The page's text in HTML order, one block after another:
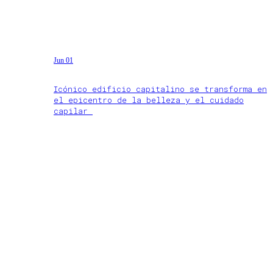
Jun 01
Icónico edificio capitalino se transforma en
el epicentro de la belleza y el cuidado
capilar